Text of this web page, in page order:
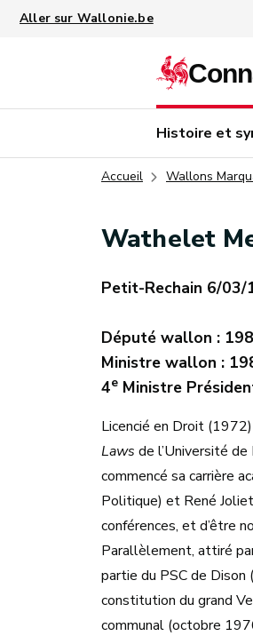
Histoire et
Accueil Wallons
Wathelet
Petit-Rechain 6/03/
Député wallon :
Ministre wallon :
4e Ministre
Licencié en Droit
Laws de l’Université
commencé sa carrière
Politique) et René
conférences, et d’être
Parallèlement, attiré
partie du PSC de
constitution du grand
communal (octobre